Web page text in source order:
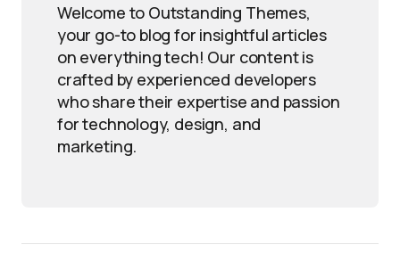
Welcome to Outstanding Themes,
your go-to blog for insightful articles
on everything tech! Our content is
crafted by experienced developers
who share their expertise and passion
for technology, design, and
marketing.